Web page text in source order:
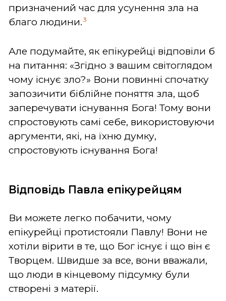
призначений час для усунення зла на
благо людини. 3
Але подумайте, як епікурейці відповіли б
на питання: «Згідно з вашим світоглядом
чому існує зло?» Вони повинні спочатку
запозичити біблійне поняття зла, щоб
заперечувати існування Бога! Тому вони
спростовують самі себе, використовуючи
аргументи, які, на їхню думку,
спростовують існування Бога!
Відповідь Павла епікурейцям
Ви можете легко побачити, чому
епікурейці протистояли Павлу! Вони не
хотіли вірити в те, що Бог існує і що він є
Творцем. Швидше за все, вони вважали,
що люди в кінцевому підсумку були
створені з матерії.